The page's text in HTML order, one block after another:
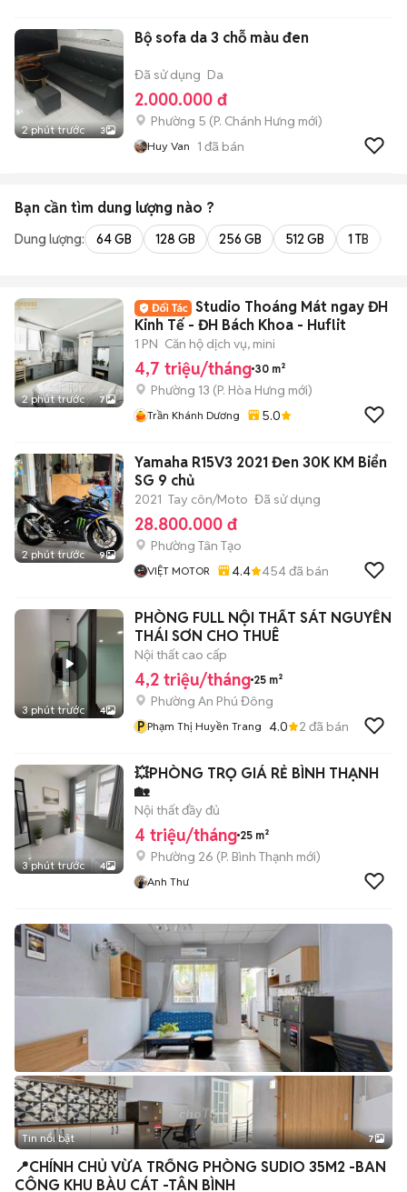
2 phút trước 3
Bộ sofa da 3 chỗ màu đen
Đã sử dụng Da
2.000.000 đ
Phường 5 (P. Chánh Hưng mới)
Huy Van 1 đã bán
Bạn cần tìm dung lượng nào ?
Dung lượng: 64 GB 128 GB 256 GB 512 GB 1 TB
2 phút trước 7
Studio Thoáng Mát ngay ĐH
Kinh Tế - ĐH Bách Khoa - Huflit
1 PN Căn hộ dịch vụ, mini
4,7 triệu/tháng 30 m²
Phường 13 (P. Hòa Hưng mới)
Trần Khánh Dương 5.0
2 phút trước 9
Yamaha R15V3 2021 Đen 30K KM Biển
SG 9 chủ
2021 Tay côn/Moto Đã sử dụng
28.800.000 đ
Phường Tân Tạo
VIỆT MOTOR 4.4 454đã bán
3 phút trước 4
PHÒNG FULL NỘI THẤT SÁT NGUYỄN
THÁI SƠN CHO THUÊ
Nội thất cao cấp
4,2 triệu/tháng 25 m²
Phường An Phú Đông
P Phạm Thị Huyền Trang 4.0 2 đã bán
3 phút trước 4
💥PHÒNG TRỌ GIÁ RẺ BÌNH THẠNH
🏡
Nội thất đầy đủ
4 triệu/tháng 25 m²
Phường 26 (P. Bình Thạnh mới)
Anh Thư
+2
Tin nổi bật 7
📍CHÍNH CHỦ VỪA TRỐNG PHÒNG SUDIO 35M2 -BAN
CÔNG KHU BÀU CÁT -TÂN BÌNH